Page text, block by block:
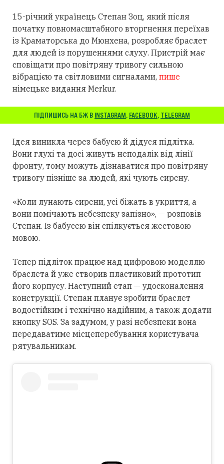
15-річний українець Степан Зоц, який після
початку повномасштабного вторгнення переїхав
із Краматорська до Мюнхена, розробляє браслет
для людей із порушеннями слуху. Пристрій має
сповіщати про повітряну тривогу сильною
вібрацією та світловими сигналами, пише
німецьке видання Merkur.
ПІДПИШИСЬ НА БЖ В INSTAGRAM, FACEBOOK, TELEGRAM
Ідея виникла через бабусю й дідуся підлітка.
Вони глухі та досі живуть неподалік від лінії
фронту, тому можуть дізнаватися про повітряну
тривогу пізніше за людей, які чують сирену.
«Коли лунають сирени, усі біжать в укриття, а
вони помічають небезпеку запізно», — розповів
Степан. Із бабусею він спілкується жестовою
мовою.
Тепер підліток працює над цифровою моделлю
браслета й уже створив пластиковий прототип
його корпусу. Наступний етап — удосконалення
конструкції. Степан планує зробити браслет
водостійким і технічно надійним, а також додати
кнопку SOS. За задумом, у разі небезпеки вона
передаватиме місцеперебування користувача
рятувальникам.